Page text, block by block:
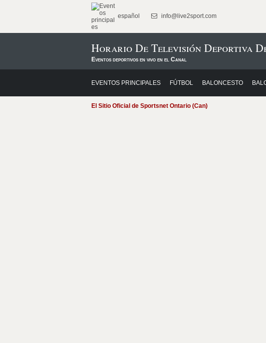
español info@live2sport.com
Horario De Televisión Deportiva
Eventos deportivos en vivo en el Canal
EVENTOS PRINCIPALES FÚTBOL BALONCESTO
El Sitio Oficial de Sportsnet Ontario (Can)